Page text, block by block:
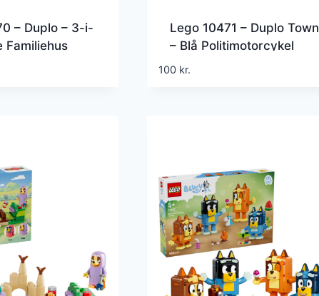
– Duplo – 3-i-
Familiehus
Lego 10471 – Duplo Town
– Blå Politimotorcykel
100 kr.